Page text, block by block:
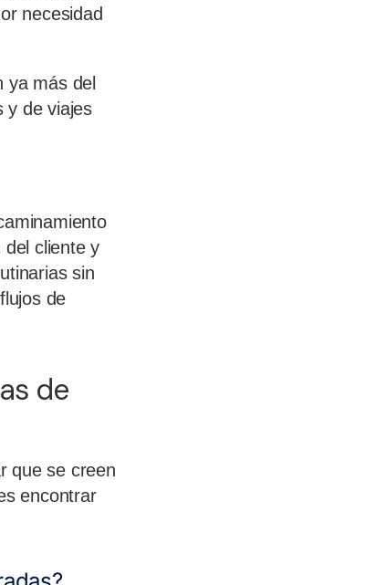
necesidad
ya más del
y de viajes
cliente y
sin
de
de
que se creen
encontrar